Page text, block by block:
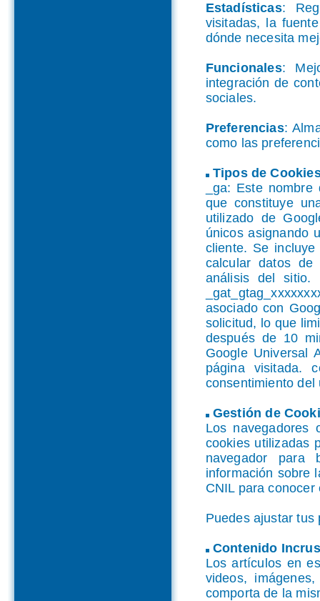
Estadísticas:
visitadas, la
dónde necesita
Funcionales:
integración de
sociales.
Preferencias:
como las
Tipos de
_ga: Este
que constituye
utilizado de
únicos asignando
cliente. Se
calcular datos de
análisis del sitio.
asociado con
solicitud, lo que
después de 10
Google Universal
página visitada.
consentimiento
Gestión de
Los navegadores
cookies utilizadas
navegador para
información sobre
CNIL para conocer
Puedes ajustar
Contenido
Los artículos en
videos,
comporta de la